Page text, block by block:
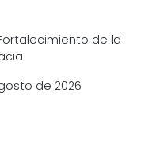
de la
de 2026